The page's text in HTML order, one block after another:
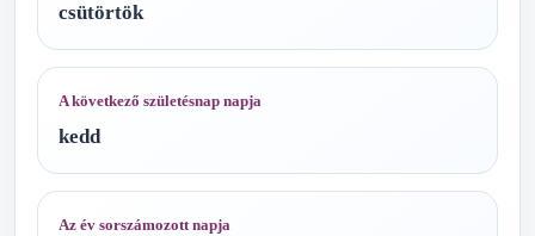
csütörtök
A következő születésnap napja
kedd
Az év sorszámozott napja